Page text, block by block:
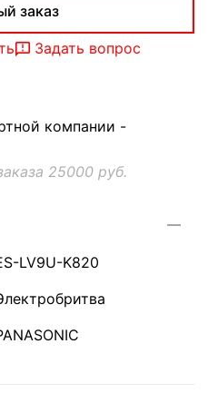
заказ
Задать вопрос
компании -
25000 руб.
LV9U-K820